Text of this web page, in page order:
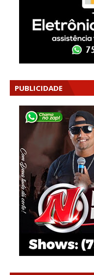
PUBLICIDADE